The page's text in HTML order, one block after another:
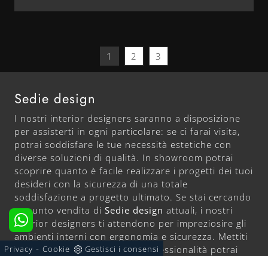
1 2 3
Sedie design
I nostri interior designers saranno a disposizione
per assisterti in ogni particolare: se ci farai visita,
potrai soddisfare le tue necessità estetiche con
diverse soluzioni di qualità. In showroom potrai
scoprire quanto è facile realizzare i progetti dei tuoi
desideri con la sicurezza di una totale
soddisfazione a progetto ultimato. Se stai cercando
unpunto vendita di Sedie design attuali, i nostri
interior designers ti attendono per impreziosire gli
ambienti interni con ergonomia e sicurezza. Mettiti
comodo: grazie alla nostra professionalità potrai
Privacy - Cookie Gestisci i consensi